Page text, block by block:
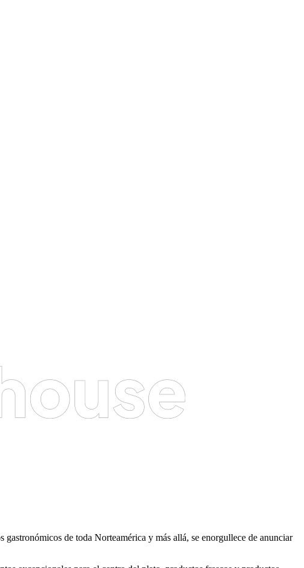
de toda Norteamérica y más allá, se enorgullece de anunciar